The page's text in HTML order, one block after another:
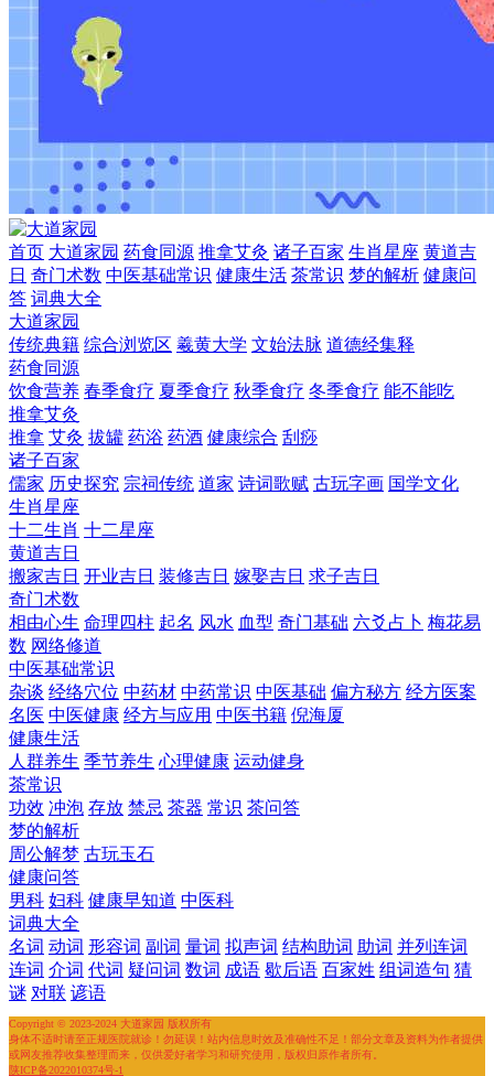
首页 大道家园 药食同源 推拿艾灸 诸子百家 生肖星座 黄道吉
日 奇门术数 中医基础常识 健康生活 茶常识 梦的解析 健康问
答 词典大全
大道家园
传统典籍 综合浏览区 羲黄大学 文始法脉 道德经集释
药食同源
饮食营养 春季食疗 夏季食疗 秋季食疗 冬季食疗 能不能吃
推拿艾灸
推拿 艾灸 拔罐 药浴 药酒 健康综合 刮痧
诸子百家
儒家 历史探究 宗祠传统 道家 诗词歌赋 古玩字画 国学文化
生肖星座
十二生肖 十二星座
黄道吉日
搬家吉日 开业吉日 装修吉日 嫁娶吉日 求子吉日
奇门术数
相由心生 命理四柱 起名 风水 血型 奇门基础 六爻占卜 梅花易
数 网络修道
中医基础常识
杂谈 经络穴位 中药材 中药常识 中医基础 偏方秘方 经方医案
名医 中医健康 经方与应用 中医书籍 倪海厦
健康生活
人群养生 季节养生 心理健康 运动健身
茶常识
功效 冲泡 存放 禁忌 茶器 常识 茶问答
梦的解析
周公解梦 古玩玉石
健康问答
男科 妇科 健康早知道 中医科
词典大全
名词 动词 形容词 副词 量词 拟声词 结构助词 助词 并列连词
连词 介词 代词 疑问词 数词 成语 歇后语 百家姓 组词造句 猜
谜 对联 谚语
Copyright © 2023-2024 大道家园 版权所有
身体不适时请至正规医院就诊！勿延误！站内信息时效及准确性不足！部分文章及资料为作者提供
或网友推荐收集整理而来，仅供爱好者学习和研究使用，版权归原作者所有。
陕ICP备2022010374号-1